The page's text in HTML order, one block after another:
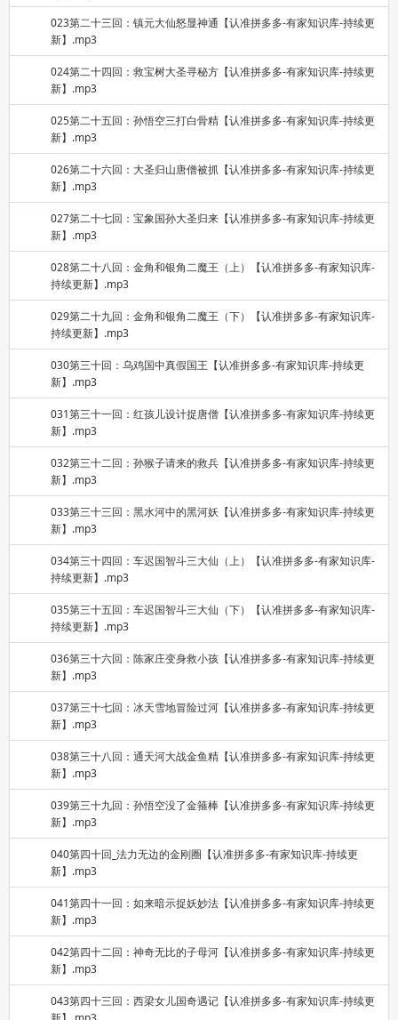
023第二十三回：镇元大仙怒显神通【认准拼多多-有家知识库-持续更
新】.mp3
024第二十四回：救宝树大圣寻秘方【认准拼多多-有家知识库-持续更
新】.mp3
025第二十五回：孙悟空三打白骨精【认准拼多多-有家知识库-持续更
新】.mp3
026第二十六回：大圣归山唐僧被抓【认准拼多多-有家知识库-持续更
新】.mp3
027第二十七回：宝象国孙大圣归来【认准拼多多-有家知识库-持续更
新】.mp3
028第二十八回：金角和银角二魔王（上）【认准拼多多-有家知识库-
持续更新】.mp3
029第二十九回：金角和银角二魔王（下）【认准拼多多-有家知识库-
持续更新】.mp3
030第三十回：乌鸡国中真假国王【认准拼多多-有家知识库-持续更
新】.mp3
031第三十一回：红孩儿设计捉唐僧【认准拼多多-有家知识库-持续更
新】.mp3
032第三十二回：孙猴子请来的救兵【认准拼多多-有家知识库-持续更
新】.mp3
033第三十三回：黑水河中的黑河妖【认准拼多多-有家知识库-持续更
新】.mp3
034第三十四回：车迟国智斗三大仙（上）【认准拼多多-有家知识库-
持续更新】.mp3
035第三十五回：车迟国智斗三大仙（下）【认准拼多多-有家知识库-
持续更新】.mp3
036第三十六回：陈家庄变身救小孩【认准拼多多-有家知识库-持续更
新】.mp3
037第三十七回：冰天雪地冒险过河【认准拼多多-有家知识库-持续更
新】.mp3
038第三十八回：通天河大战金鱼精【认准拼多多-有家知识库-持续更
新】.mp3
039第三十九回：孙悟空没了金箍棒【认准拼多多-有家知识库-持续更
新】.mp3
040第四十回_法力无边的金刚圈【认准拼多多-有家知识库-持续更
新】.mp3
041第四十一回：如来暗示捉妖妙法【认准拼多多-有家知识库-持续更
新】.mp3
042第四十二回：神奇无比的子母河【认准拼多多-有家知识库-持续更
新】.mp3
043第四十三回：西梁女儿国奇遇记【认准拼多多-有家知识库-持续更